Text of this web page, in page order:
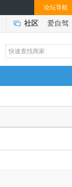
论坛导航
社区 爱自驾